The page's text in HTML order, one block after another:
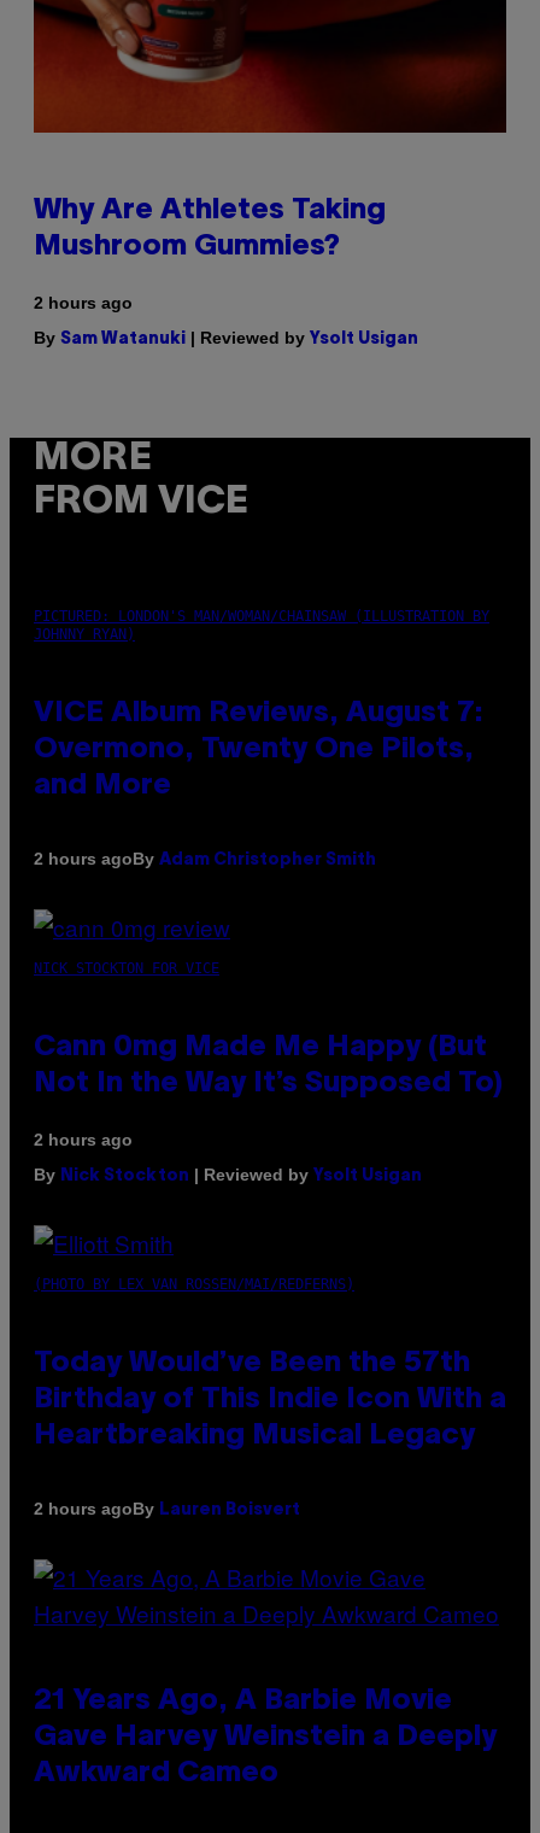
Why Are Athletes Taking
Mushroom Gummies?
2 hours ago
By Sam Watanuki | Reviewed by Ysolt Usigan
MORE
FROM VICE
PICTURED: LONDON'S MAN/WOMAN/CHAINSAW (ILLUSTRATION BY
JOHNNY RYAN)
VICE Album Reviews, August 7:
Overmono, Twenty One Pilots,
and More
2 hours agoBy Adam Christopher Smith
NICK STOCKTON FOR VICE
Cann 0mg Made Me Happy (But
Not In the Way It’s Supposed To)
2 hours ago
By Nick Stockton | Reviewed by Ysolt Usigan
(PHOTO BY LEX VAN ROSSEN/MAI/REDFERNS)
Today Would’ve Been the 57th
Birthday of This Indie Icon With a
Heartbreaking Musical Legacy
2 hours agoBy Lauren Boisvert
21 Years Ago, A Barbie Movie
Gave Harvey Weinstein a Deeply
Awkward Cameo